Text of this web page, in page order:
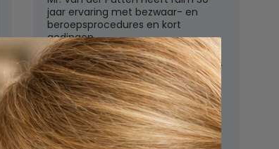
jaar ervaring met bezwaar- en
beroepsprocedures en kort
gedingen.
Juridisch adviesbureau mr. W.G.H.M.
van der Putten c.s.
Zutphensestraatweg 7
6881 WN Velp (Gld)
E-mail:
mr.vanderputten@gmail.com